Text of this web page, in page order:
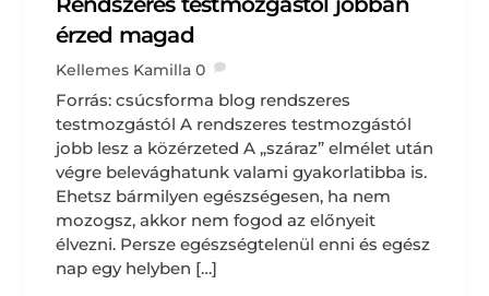
érzed magad
Kellemes Kamilla 0
Forrás: csúcsforma blog rendszeres
testmozgástól A rendszeres testmozgástól
jobb lesz a közérzeted A „száraz” elmélet után
végre belevághatunk valami gyakorlatibba is.
Ehetsz bármilyen egészségesen, ha nem
mozogsz, akkor nem fogod az előnyeit
élvezni. Persze egészségtelenül enni és egész
nap egy helyben […]